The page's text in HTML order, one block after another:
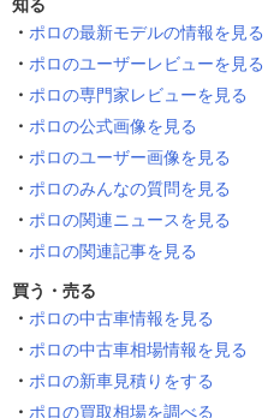
知る
ポロの最新モデルの情報を見る
ポロのユーザーレビューを見る
ポロの専門家レビューを見る
ポロの公式画像を見る
ポロのユーザー画像を見る
ポロのみんなの質問を見る
ポロの関連ニュースを見る
ポロの関連記事を見る
買う・売る
ポロの中古車情報を見る
ポロの中古車相場情報を見る
ポロの新車見積りをする
ポロの買取相場を調べる